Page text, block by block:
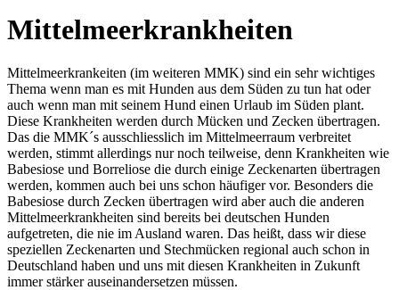
Mittelmeerkrankheiten
Mittelmeerkrankeiten (im weiteren MMK) sind ein sehr wichtiges
Thema wenn man es mit Hunden aus dem Süden zu tun hat oder
auch wenn man mit seinem Hund einen Urlaub im Süden plant.
Diese Krankheiten werden durch Mücken und Zecken übertragen.
Das die MMK´s ausschliesslich im Mittelmeerraum verbreitet
werden, stimmt allerdings nur noch teilweise, denn Krankheiten wie
Babesiose und Borreliose die durch einige Zeckenarten übertragen
werden, kommen auch bei uns schon häufiger vor. Besonders die
Babesiose durch Zecken übertragen wird aber auch die anderen
Mittelmeerkrankheiten sind bereits bei deutschen Hunden
aufgetreten, die nie im Ausland waren. Das heißt, dass wir diese
speziellen Zeckenarten und Stechmücken regional auch schon in
Deutschland haben und uns mit diesen Krankheiten in Zukunft
immer stärker auseinandersetzen müssen.